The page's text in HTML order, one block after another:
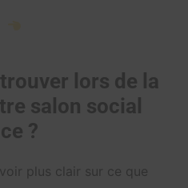
lors de la
salon social
?
plus clair sur ce que